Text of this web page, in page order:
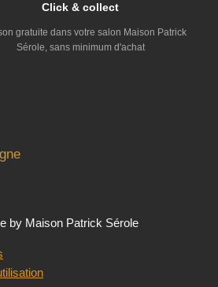
Click & collect
gratuite dans votre salon Maison Patrick
Sérole, sans minimum d'achat
by Maison Patrick Sérole